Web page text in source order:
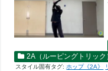
2A（ルーピングトリック
スタイル固有タグ: ホップ《2A》